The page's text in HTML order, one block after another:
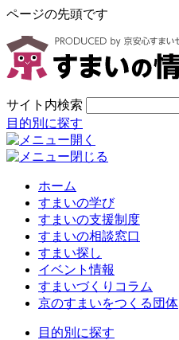
ページの先頭です
サイト内検索
目的別に探す
ホーム
すまいの学び
すまいの支援制度
すまいの相談窓口
すまい探し
イベント情報
すまいづくりコラム
京のすまいをつくる団体
目的別に探す